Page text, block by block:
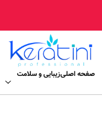
صفحه اصلیزیبایی و سلامت